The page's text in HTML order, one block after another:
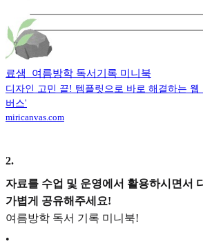
료샘_여름방학 독서기록 미니북
디자인 고민 끝! 템플릿으로 바로 해결하는 웹
버스'
miricanvas.com
2.
자료를 수업 및 운영에서 활용하시면서
가볍게 공유해주세요!
여름방학 독서 기록 미니북!
•